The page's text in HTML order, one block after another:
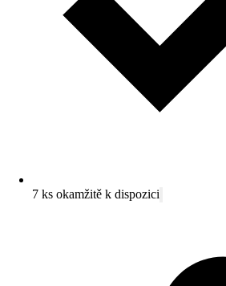
7 ks okamžitě k dispozici